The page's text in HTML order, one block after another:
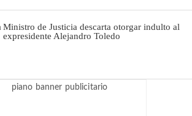
Ministro de Justicia descarta otorgar indulto al
expresidente Alejandro Toledo